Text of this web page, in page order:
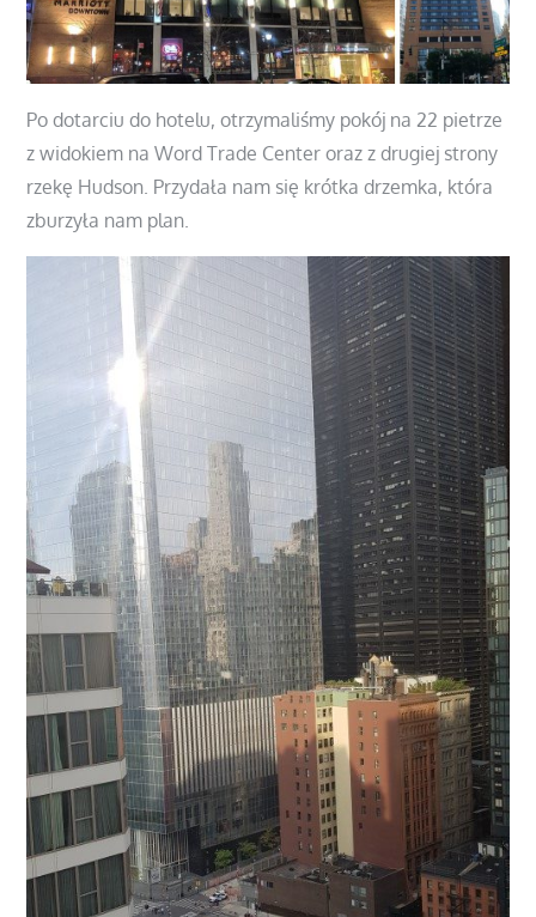
Po dotarciu do hotelu, otrzymaliśmy pokój na 22 pietrze
z widokiem na Word Trade Center oraz z drugiej strony
rzekę Hudson. Przydała nam się krótka drzemka, która
zburzyła nam plan.